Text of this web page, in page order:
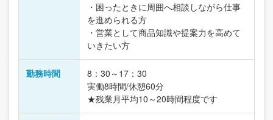
・困ったときに周囲へ相談しながら仕事
を進められる方
・営業として商品知識や提案力を高めて
いきたい方
勤務時間
8：30～17：30
実働8時間/休憩60分
★残業月平均10～20時間程度です